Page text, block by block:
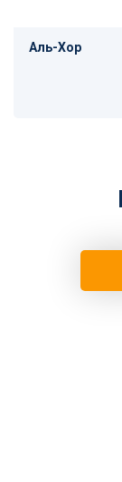
Аль-Хор